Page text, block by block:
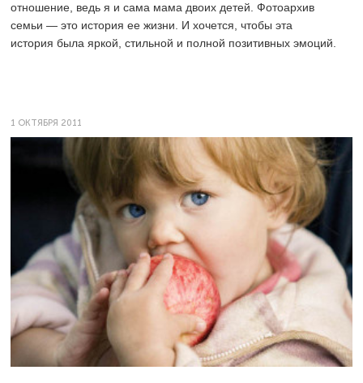
отношение, ведь я и сама мама двоих детей. Фотоархив
семьи — это история ее жизни. И хочется, чтобы эта
история была яркой, стильной и полной позитивных эмоций.
1 ОКТЯБРЯ 2011